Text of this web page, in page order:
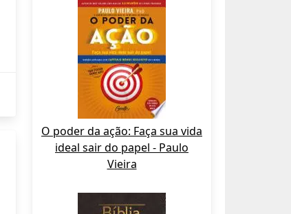
O poder da ação: Faça sua vida
ideal sair do papel - Paulo
Vieira